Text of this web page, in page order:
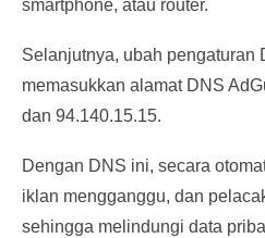
smartphone, atau router.
Selanjutnya, ubah pengaturan
memasukkan alamat DNS
dan 94.140.15.15.
Dengan DNS ini, secara
iklan mengganggu, dan
sehingga melindungi data